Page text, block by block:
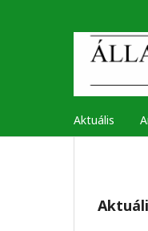
Aktuális